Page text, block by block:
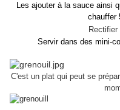
Les ajouter à la sauce ainsi
chauffer
Servir dans des mini-
C'est un plat qui peut se